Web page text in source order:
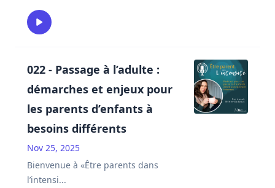
022 - Passage à l’adulte :
démarches et enjeux pour
les parents d’enfants à
besoins différents
Nov 25, 2025
Bienvenue à «Être parents dans
l’intensi...